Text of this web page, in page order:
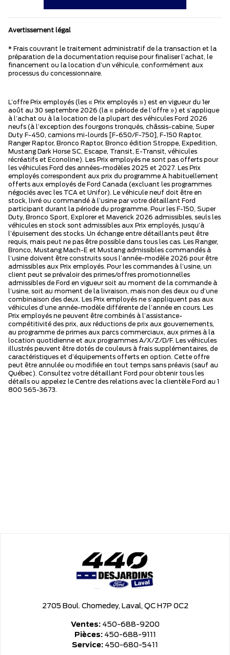
Avertissement légal
* Frais couvrant le traitement administratif de la transaction et la
préparation de la documentation requise pour finaliser l’achat, le
financement ou la location d’un véhicule, conformément aux
processus du concessionnaire.
L’offre Prix employés (les « Prix employés ») est en vigueur du 1er
août au 30 septembre 2026 (la « période de l’offre ») et s’applique
à l’achat ou à la location de la plupart des véhicules Ford 2026
neufs (à l’exception des fourgons tronqués, châssis-cabine, Super
Duty F-450, camions mi-lourds [F-650/F-750], F-150 Raptor,
Ranger Raptor, Bronco Raptor, Bronco édition Stroppe, Expedition,
Mustang Dark Horse SC, Escape, Transit, E-Transit, véhicules
récréatifs et Econoline). Les Prix employés ne sont pas offerts pour
les véhicules Ford des années-modèles 2025 et 2027. Les Prix
employés correspondent aux prix du programme A habituellement
offerts aux employés de Ford Canada (excluant les programmes
négociés avec les TCA et Unifor). Le véhicule neuf doit être en
stock, livré ou commandé à l’usine par votre détaillant Ford
participant durant la période du programme. Pour les F-150, Super
Duty, Bronco Sport, Explorer et Maverick 2026 admissibles, seuls les
véhicules en stock sont admissibles aux Prix employés, jusqu’à
l’épuisement des stocks. Un échange entre détaillants peut être
requis, mais peut ne pas être possible dans tous les cas. Les Ranger,
Bronco, Mustang Mach-E et Mustang admissibles commandés à
l’usine doivent être construits sous l’année-modèle 2026 pour être
admissibles aux Prix employés. Pour les commandes à l’usine, un
client peut se prévaloir des primes/offres promotionnelles
admissibles de Ford en vigueur soit au moment de la commande à
l’usine, soit au moment de la livraison, mais non des deux ou d’une
combinaison des deux. Les Prix employés ne s’appliquent pas aux
véhicules d’une année-modèle différente de l’année en cours. Les
Prix employés ne peuvent être combinés à l’assistance-
compétitivité des prix, aux réductions de prix aux gouvernements,
au programme de primes aux parcs commerciaux, aux primes à la
location quotidienne et aux programmes A/X/Z/D/F. Les véhicules
illustrés peuvent être dotés de couleurs à frais supplémentaires, de
caractéristiques et d’équipements offerts en option. Cette offre
peut être annulée ou modifiée en tout temps sans préavis (sauf au
Québec). Consultez votre détaillant Ford pour obtenir tous les
détails ou appelez le Centre des relations avec la clientèle Ford au 1
800 565-3673.
2705 Boul. Chomedey, Laval, QC H7P 0C2
Ventes: 450-688-9200
Pièces: 450-688-9111
Service: 450-680-5411